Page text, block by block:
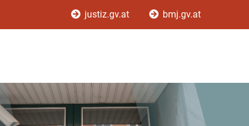
justiz.gv.at bmj.gv.at